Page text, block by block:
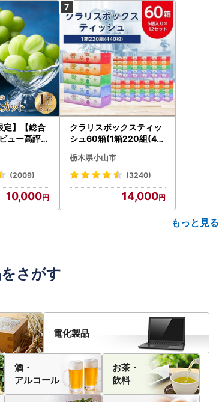
定】【総合
ュー高評価
ャインマス
（1.0kg以
(2009)
10,000
クラリスボックスティッ
シュ60箱(1箱220組(44
ト)【配送不可地域：離島
・沖縄県】【1256759】
栃木県小山市
(3240)
14,000
もっと見る
さがす
電化製品
酒・
アルコール
お茶・
飲料